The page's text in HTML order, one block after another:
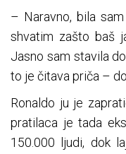
– Naravno, bila
shvatim zašto baš
Jasno sam stavila
to je čitava priča –
Ronaldo ju je
pratilaca je tada
150.000 ljudi, dok